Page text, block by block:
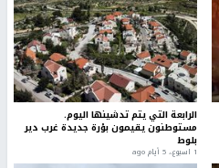
الرابعة التي يتم تدشينها اليوم.
مستوطنون يقيمون بؤرة جديدة غرب دير
بلوط
1 اسبوع.، 5 أيام ago